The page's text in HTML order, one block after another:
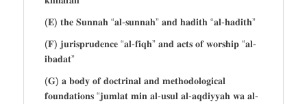
(𝐄) 𝐭𝐡𝐞 𝐒𝐮𝐧𝐧𝐚𝐡 “𝐚𝐥-𝐬𝐮𝐧𝐧𝐚𝐡” 𝐚𝐧𝐝 𝐡𝐚𝐝𝐢𝐭𝐡 “𝐚𝐥-𝐡𝐚𝐝𝐢𝐭𝐡”
(𝐅) 𝐣𝐮𝐫𝐢𝐬𝐩𝐫𝐮𝐝𝐞𝐧𝐜𝐞 “𝐚𝐥-𝐟𝐢𝐪𝐡” 𝐚𝐧𝐝 𝐚𝐜𝐭𝐬 𝐨𝐟 𝐰𝐨𝐫𝐬𝐡𝐢𝐩 “𝐚𝐥-
𝐢𝐛𝐚𝐝𝐚𝐭”
(𝐆) 𝐚 𝐛𝐨𝐝𝐲 𝐨𝐟 𝐝𝐨𝐜𝐭𝐫𝐢𝐧𝐚𝐥 𝐚𝐧𝐝 𝐦𝐞𝐭𝐡𝐨𝐝𝐨𝐥𝐨𝐠𝐢𝐜𝐚𝐥
𝐟𝐨𝐮𝐧𝐝𝐚𝐭𝐢𝐨𝐧𝐬 “𝐣𝐮𝐦𝐥𝐚𝐭 𝐦𝐢𝐧 𝐚𝐥-𝐮𝐬𝐮𝐥 𝐚𝐥-𝐚𝐪𝐝𝐢𝐲𝐲𝐚𝐡 𝐰𝐚 𝐚𝐥-